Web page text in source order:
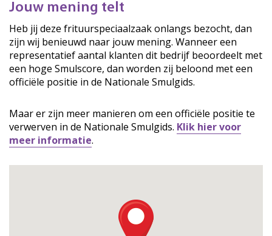
Jouw mening telt
Heb jij deze frituurspeciaalzaak onlangs bezocht, dan
zijn wij benieuwd naar jouw mening. Wanneer een
representatief aantal klanten dit bedrijf beoordeelt met
een hoge Smulscore, dan worden zij beloond met een
officiële positie in de Nationale Smulgids.
Maar er zijn meer manieren om een officiële positie te
verwerven in de Nationale Smulgids. Klik hier voor
meer informatie.